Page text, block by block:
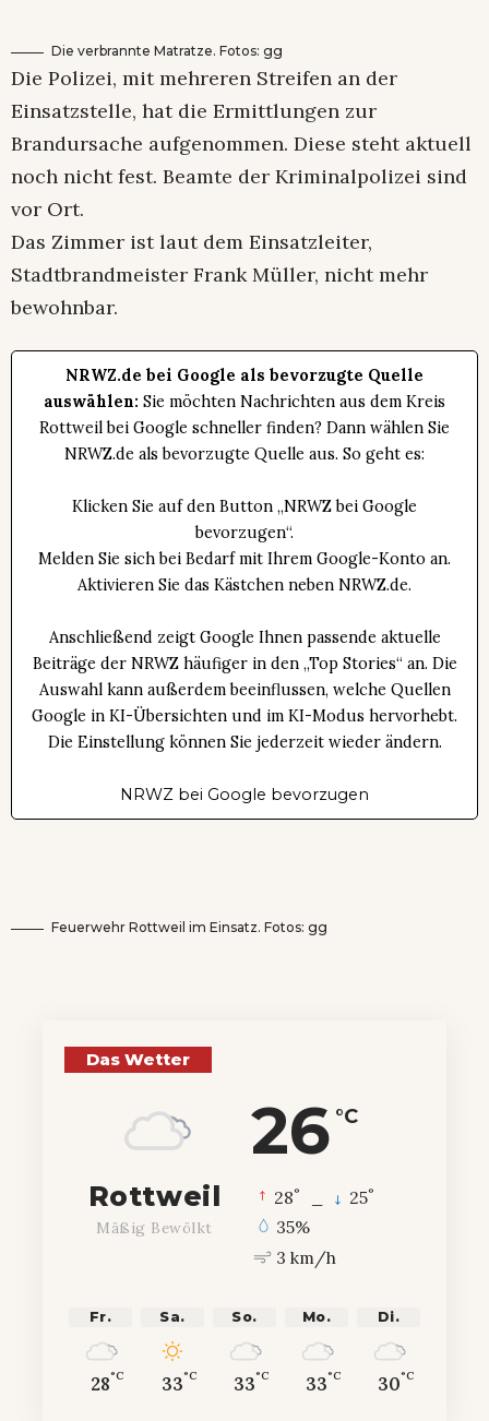
Die verbrannte Matratze. Fotos: gg
Die Polizei, mit mehreren Streifen an der
Einsatzstelle, hat die Ermittlungen zur
Brandursache aufgenommen. Diese steht aktuell
noch nicht fest. Beamte der Kriminalpolizei sind
vor Ort.
Das Zimmer ist laut dem Einsatzleiter,
Stadtbrandmeister Frank Müller, nicht mehr
bewohnbar.
NRWZ.de bei Google als bevorzugte Quelle
auswählen: Sie möchten Nachrichten aus dem Kreis
Rottweil bei Google schneller finden? Dann wählen Sie
NRWZ.de als bevorzugte Quelle aus. So geht es:
Klicken Sie auf den Button „NRWZ bei Google
bevorzugen“.
Melden Sie sich bei Bedarf mit Ihrem Google-Konto an.
Aktivieren Sie das Kästchen neben NRWZ.de.
Anschließend zeigt Google Ihnen passende aktuelle
Beiträge der NRWZ häufiger in den „Top Stories“ an. Die
Auswahl kann außerdem beeinflussen, welche Quellen
Google in KI-Übersichten und im KI-Modus hervorhebt.
Die Einstellung können Sie jederzeit wieder ändern.
NRWZ bei Google bevorzugen
Feuerwehr Rottweil im Einsatz. Fotos: gg
Das Wetter
26 °C
Rottweil
Mäßig Bewölkt
28° 25°
35%
3 km/h
Fr.
28°C
Sa.
33°C
So.
33°C
Mo.
33°C
Di.
30°C